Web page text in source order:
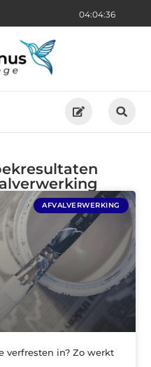
04:04:37
AFVALVERWERKING
verfresten in? Zo werkt